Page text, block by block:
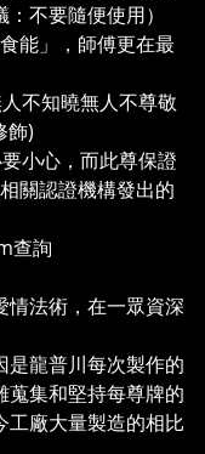
不要隨便使用）
能」，師傅更在最
不知曉無人不尊敬
飾)
小心，而此尊保證
關認證機構發出的
查詢
情法術，在一眾資深
是龍普川每次製作的
蒐集和堅持每尊牌的
工廠大量製造的相比